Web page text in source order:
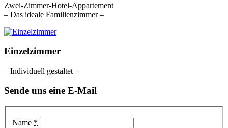
Zwei-Zimmer-Hotel-Appartement
– Das ideale Familienzimmer –
Einzelzimmer
– Individuell gestaltet –
Sende uns eine E-Mail
Name *